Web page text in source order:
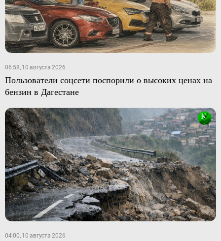
06:58, 10 августа 2026
Пользователи соцсети поспорили о высоких ценах на
бензин в Дагестане
04:00, 10 августа 2026